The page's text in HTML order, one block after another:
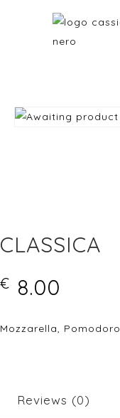
CLASSICA
€ 8.00
Mozzarella, Pomodoro
Reviews (0)